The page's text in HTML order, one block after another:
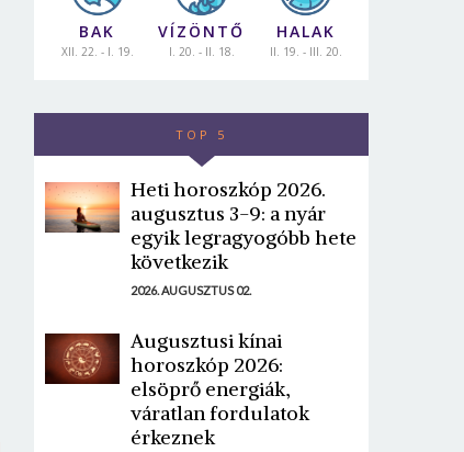
BAK
XII. 22. - I. 19.
VÍZÖNTŐ
I. 20. - II. 18.
HALAK
II. 19. - III. 20.
TOP 5
Heti horoszkóp 2026.
augusztus 3-9: a nyár
egyik legragyogóbb hete
következik
2026. AUGUSZTUS 02.
Augusztusi kínai
horoszkóp 2026:
elsöprő energiák,
váratlan fordulatok
érkeznek